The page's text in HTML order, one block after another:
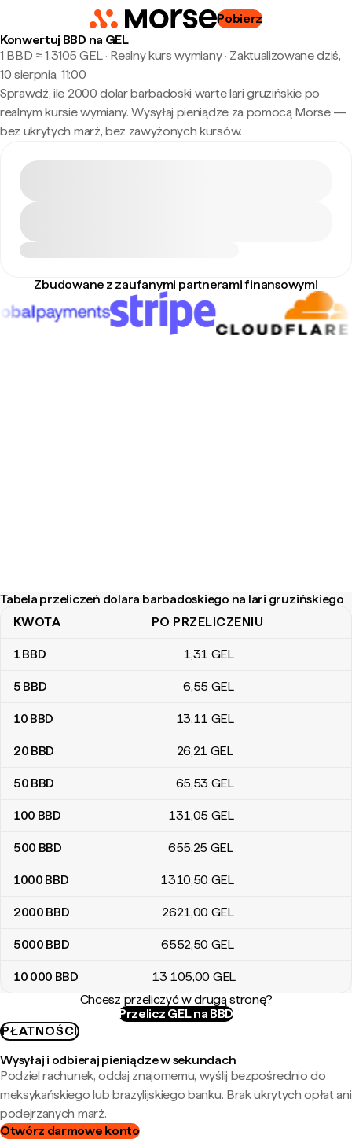
Pobierz
Konwertuj BBD na GEL
1 BBD ≈ 1,3105 GEL · Realny kurs wymiany· Zaktualizowane dziś,
10 sierpnia, 11:00
Sprawdź, ile 2000 dolar barbadoski warte lari gruzińskie po
realnym kursie wymiany. Wysyłaj pieniądze za pomocą Morse —
bez ukrytych marż, bez zawyżonych kursów.
Zbudowane z zaufanymi partnerami finansowymi
Tabela przeliczeń dolara barbadoskiego na lari gruzińskiego
Tabela przeliczeń dolara barbadoskiego na lari gruzińskiego
KWOTA PO PRZELICZENIU
1BBD 1,31 GEL
5 BBD 6,55 GEL
10 BBD 13,11 GEL
20 BBD 26,21 GEL
50 BBD 65,53 GEL
100 BBD 131,05 GEL
500 BBD 655,25 GEL
1000 BBD 1310,50 GEL
2000 BBD 2621,00 GEL
5000 BBD 6552,50 GEL
10 000 BBD 13 105,00 GEL
Chcesz przeliczyć w drugą stronę?
Przelicz GEL na BBD
PŁATNOŚCI
Wysyłaj i odbieraj pieniądze w sekundach
Podziel rachunek, oddaj znajomemu, wyślij bezpośrednio do
meksykańskiego lub brazylijskiego banku. Brak ukrytych opłat ani
podejrzanych marż.
Otwórz darmowe konto